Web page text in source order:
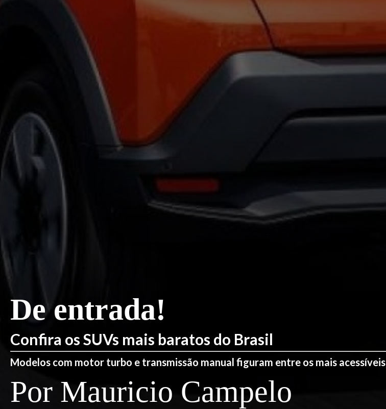
De entrada!
Confira os SUVs mais baratos do Brasil
Modelos com motor turbo e transmissão manual figuram entre os mais acessíveis
Por Mauricio Campelo